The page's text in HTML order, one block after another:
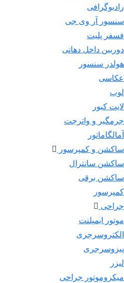
رادیوگرافی
سنسور آر وی جی
فسفر پلیت
دوربین داخل دهانی
هولدر سنسور
عکاسی
لوپ
لایت کیور
جرمگیر و واترجت
آمالگاماتور
ساکشن و کمپرسور
ساکشن سانترال
ساکشن برقی
کمپرسور
جراحی
موتور ایمپلنت
الکتروسرجری
پیزوسرجری
لیزر
میکروموتور جراحی